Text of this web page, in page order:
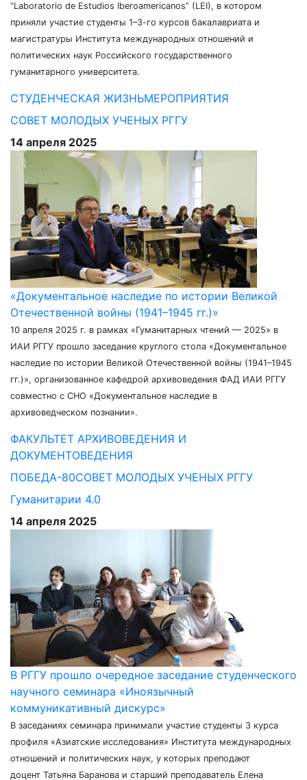
“Laboratorio de Estudios Iberoamericanos” (LEI), в котором
приняли участие студенты 1–3-го курсов бакалавриата и
магистратуры Института международных отношений и
политических наук Российского государственного
гуманитарного университета.
СТУДЕНЧЕСКАЯ ЖИЗНЬМЕРОПРИЯТИЯ
СОВЕТ МОЛОДЫХ УЧЕНЫХ РГГУ
14 апреля 2025
«Документальное наследие по истории Великой
Отечественной войны (1941–1945 гг.)»
10 апреля 2025 г. в рамках «Гуманитарных чтений — 2025» в
ИАИ РГГУ прошло заседание круглого стола «Документальное
наследие по истории Великой Отечественной войны (1941–1945
гг.)», организованное кафедрой архивоведения ФАД ИАИ РГГУ
совместно с СНО «Документальное наследие в
архивоведческом познании».
ФАКУЛЬТЕТ АРХИВОВЕДЕНИЯ И
ДОКУМЕНТОВЕДЕНИЯ
ПОБЕДА-80СОВЕТ МОЛОДЫХ УЧЕНЫХ РГГУ
Гуманитарии 4.0
14 апреля 2025
В РГГУ прошло очередное заседание студенческого
научного семинара «Иноязычный
коммуникативный дискурс»
В заседаниях семинара принимали участие студенты 3 курса
профиля «Азиатские исследования» Института международных
отношений и политических наук, у которых преподают
доцент Татьяна Баранова и старший преподаватель Елена